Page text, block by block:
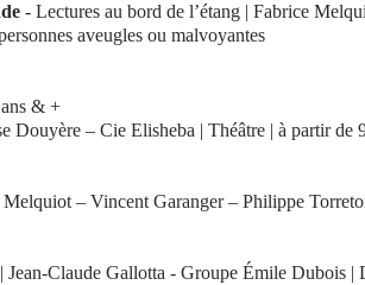
- Lectures au bord de l’étang | Fabrice
aveugles ou malvoyantes
& +
Douyère – Cie Elisheba | Théâtre | à partir de
Melquiot – Vincent Garanger – Philippe
| Jean-Claude Gallotta - Groupe Émile Dubois |